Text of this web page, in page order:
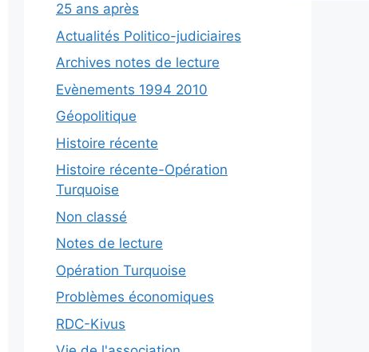
25 ans après
Actualités Politico-judiciaires
Archives notes de lecture
Evènements 1994 2010
Géopolitique
Histoire récente
Histoire récente-Opération
Turquoise
Non classé
Notes de lecture
Opération Turquoise
Problèmes économiques
RDC-Kivus